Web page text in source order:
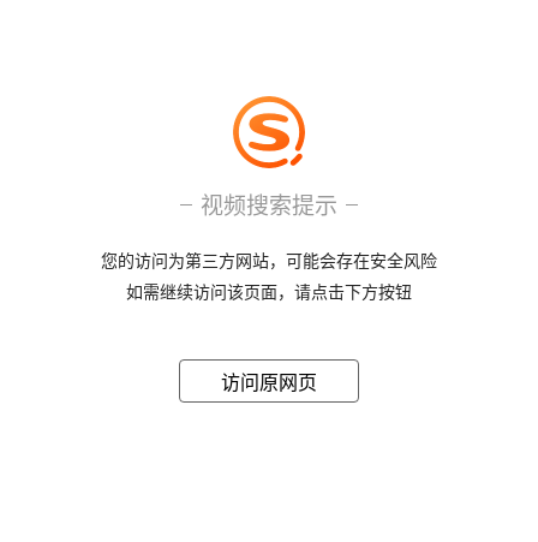
视频搜索提示
您的访问为第三方网站，可能会存在安全风险
如需继续访问该页面，请点击下方按钮
访问原网页